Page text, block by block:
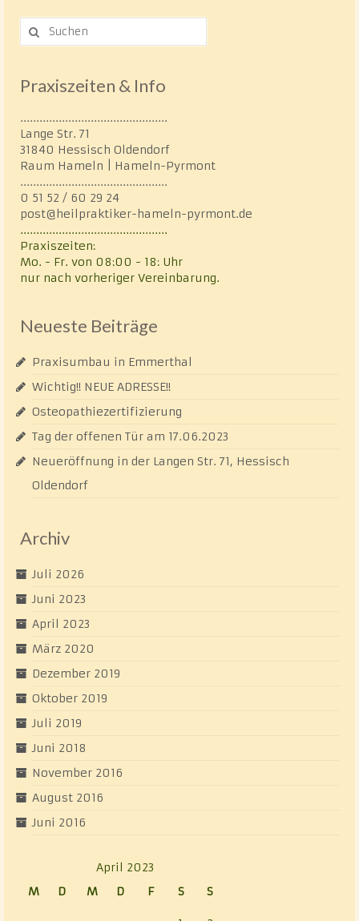
Suche
nach:
Praxiszeiten & Info
..............................................
Lange Str. 71
31840 Hessisch Oldendorf
Raum Hameln | Hameln-Pyrmont
..............................................
0 51 52 / 60 29 24
post@heilpraktiker-hameln-pyrmont.de
..............................................
Praxiszeiten:
Mo. - Fr. von 08:00 - 18: Uhr
nur nach vorheriger Vereinbarung.
Neueste Beiträge
Praxisumbau in Emmerthal
Wichtig!! NEUE ADRESSE!!
Osteopathiezertifizierung
Tag der offenen Tür am 17.06.2023
Neueröffnung in der Langen Str. 71, Hessisch
Oldendorf
Archiv
Juli 2026
Juni 2023
April 2023
März 2020
Dezember 2019
Oktober 2019
Juli 2019
Juni 2018
November 2016
August 2016
Juni 2016
April 2023
M
D M D F S S